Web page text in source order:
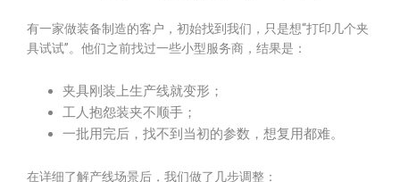
有一家做装备制造的客户，初始找到我们，只是想“打印几个夹
具试试”。他们之前找过一些小型服务商，结果是：
夹具刚装上生产线就变形；
工人抱怨装夹不顺手；
一批用完后，找不到当初的参数，想复用都难。
在详细了解产线场景后，我们做了几步调整：